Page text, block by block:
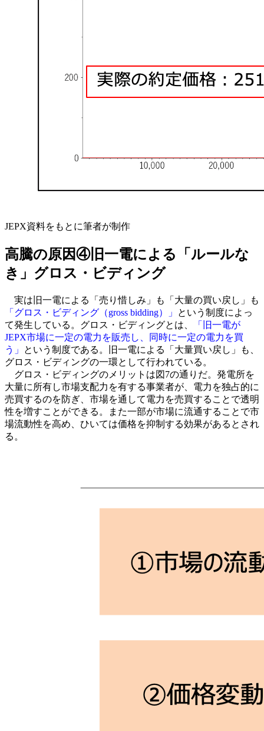
JEPX資料をもとに筆者が制作
高騰の原因④旧一電による「ルールな
き」グロス・ビディング
実は旧一電による「売り惜しみ」も「大量の買い戻し」も
「グロス・ビディング（gross bidding）」
という制度によっ
て発生している。グロス・ビディングとは、
「旧一電が
JEPX市場に一定の電力を販売し、同時に一定の電力を買
う」
という制度である。旧一電による「大量買い戻し」も、
グロス・ビディングの一環として行われている。
グロス・ビディングのメリットは図7の通りだ。発電所を
大量に所有し市場支配力を有する事業者が、電力を独占的に
売買するのを防ぎ、市場を通して電力を売買することで透明
性を増すことができる。また一部が市場に流通することで市
場流動性を高め、ひいては価格を抑制する効果があるとされ
る。